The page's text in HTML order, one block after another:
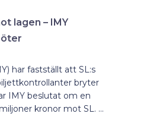
lagen – IMY
har fastställt att SL:s
bryter
IMY beslutat om en
kronor mot SL. ...